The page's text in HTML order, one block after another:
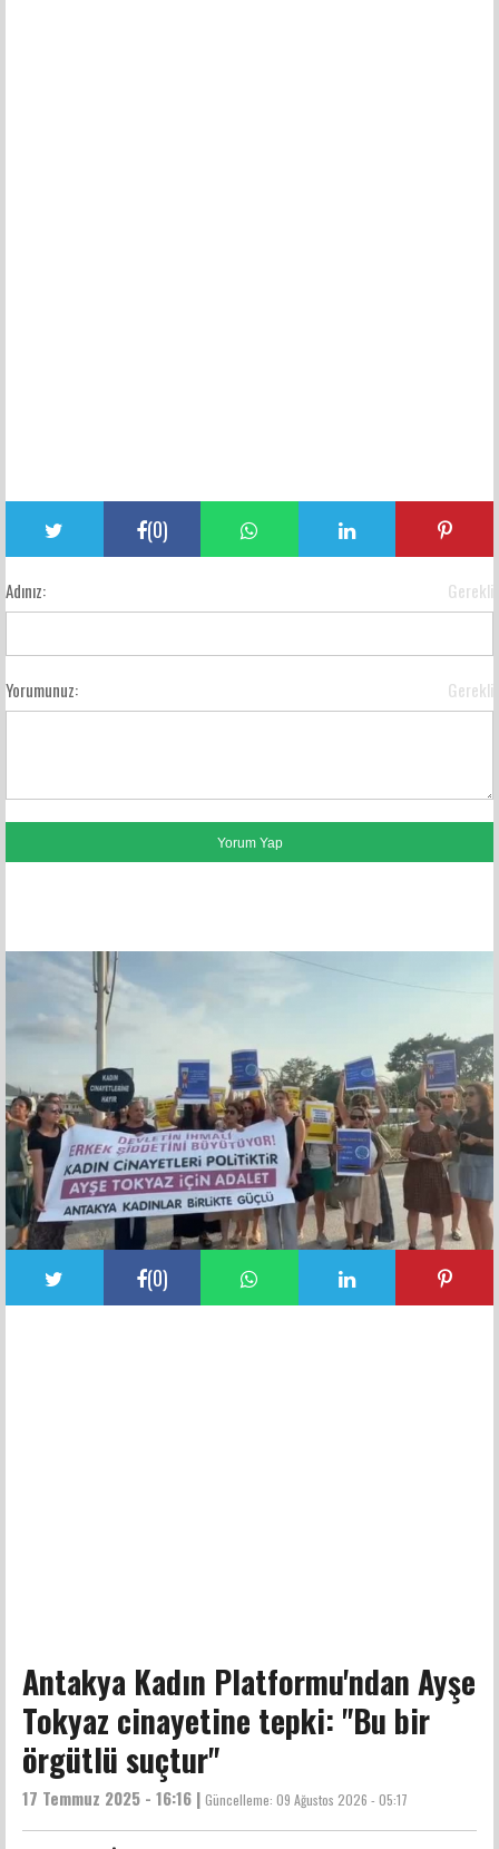
(0)
Adınız: Gerekli
Yorumunuz: Gerekli
(0)
Antakya Kadın Platformu'ndan Ayşe
Tokyaz cinayetine tepki: "Bu bir
örgütlü suçtur"
17 Temmuz 2025 - 16:16 | Güncelleme: 09 Ağustos 2026 - 05:17